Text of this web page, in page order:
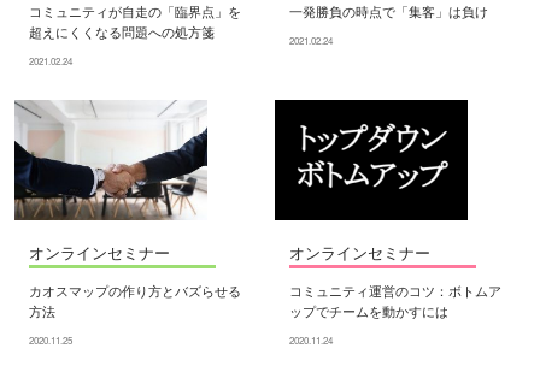
コミュニティが自走の「臨界点」を
超えにくくなる問題への処方箋
2021.02.24
一発勝負の時点で「集客」は負け
2021.02.24
オンラインセミナー
カオスマップの作り方とバズらせる
方法
2020.11.25
オンラインセミナー
コミュニティ運営のコツ：ボトムア
ップでチームを動かすには
2020.11.24